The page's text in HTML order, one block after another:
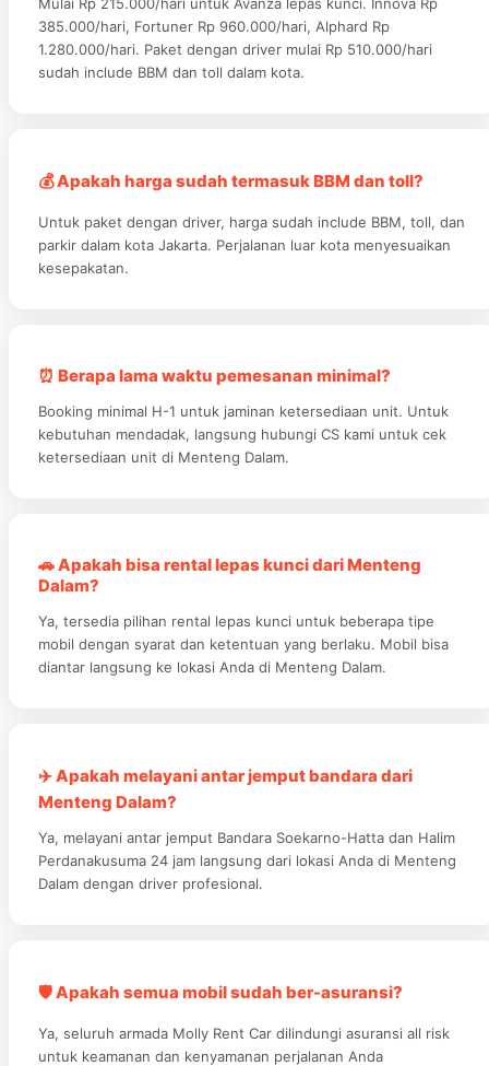
385.000/hari, Fortuner Rp 960.000/hari, Alphard Rp
1.280.000/hari. Paket dengan driver mulai Rp 510.000/hari
sudah include BBM dan toll dalam kota.
💰 Apakah harga sudah termasuk BBM dan toll?
Untuk paket dengan driver, harga sudah include BBM, toll, dan
parkir dalam kota Jakarta. Perjalanan luar kota menyesuaikan
kesepakatan.
⏰ Berapa lama waktu pemesanan minimal?
Booking minimal H-1 untuk jaminan ketersediaan unit. Untuk
kebutuhan mendadak, langsung hubungi CS kami untuk cek
ketersediaan unit di Menteng Dalam.
🚗 Apakah bisa rental lepas kunci dari Menteng
Dalam?
Ya, tersedia pilihan rental lepas kunci untuk beberapa tipe
mobil dengan syarat dan ketentuan yang berlaku. Mobil bisa
diantar langsung ke lokasi Anda di Menteng Dalam.
✈️ Apakah melayani antar jemput bandara dari
Menteng Dalam?
Ya, melayani antar jemput Bandara Soekarno-Hatta dan Halim
Perdanakusuma 24 jam langsung dari lokasi Anda di Menteng
Dalam dengan driver profesional.
🛡️ Apakah semua mobil sudah ber-asuransi?
Ya, seluruh armada Molly Rent Car dilindungi asuransi all risk
untuk keamanan dan kenyamanan perjalanan Anda